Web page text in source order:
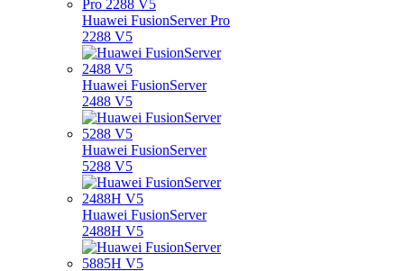
Huawei FusionServer Pro
2288 V5
Huawei FusionServer
2488 V5
Huawei FusionServer
5288 V5
Huawei FusionServer
2488H V5